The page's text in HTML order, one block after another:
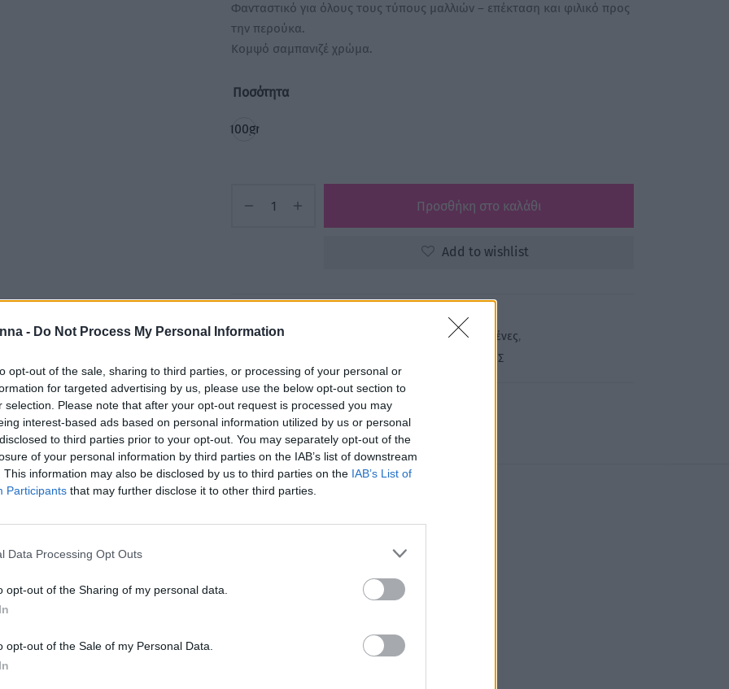
- Do Not Process My Personal Information
opt-out of the sale, sharing to third parties, or processing of your personal or
for targeted advertising by us, please use the below opt-out section to
selection. Please note that after your opt-out request is processed you may
interest-based ads based on personal information utilized by us or personal
to third parties prior to your opt-out. You may separately opt-out of the
of your personal information by third parties on the IAB’s list of downstream
This information may also be disclosed by us to third parties on the IAB’s List of
Participants that may further disclose it to other third parties.
Data Processing Opt Outs
opt-out of the Sharing of my personal data.
opt-out of the Sale of my Personal Data.
Φανταστικό για όλους τους τύπους μαλλιών – επέκταση και φιλικό προς
την περούκα.
Κομψό σαμπανιζέ χρώμα.
Ποσότητα
100gr
Προσθήκη στο καλάθι
Add to wishlist
Κατηγορίες:
Βούρτσες - Χτένες,
ΧΤΕΝΕΣ-ΒΟΥΡΣΕΣ
Share
MAMI FRAMAR 30002
πεισματάρηδες κόμπους.
μαλλιά.
τύπους μαλλιών – επέκταση και φιλικό προς την περούκα.